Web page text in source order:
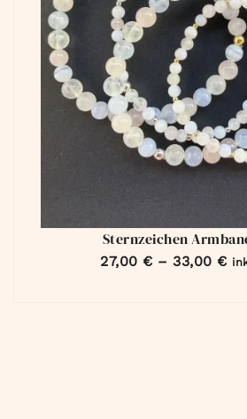
Sternzeichen
27,00 € –33,00 €